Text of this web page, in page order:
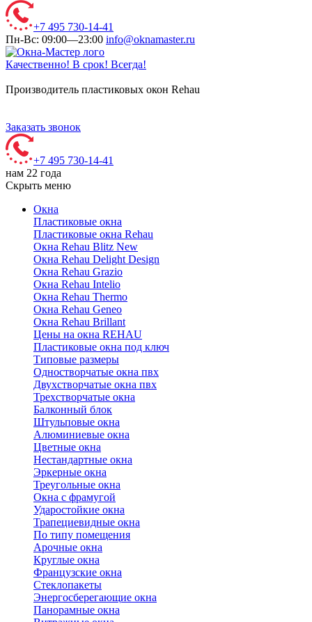
+7 495 730-14-41
Пн-Вс: 09:00—23:00 info@oknamaster.ru
Качественно! В срок! Всегда!
Производитель пластиковых окон Rehau
Заказать звонок
+7 495 730-14-41
нам 22 года
Скрыть меню
Окна
Пластиковые окна
Пластиковые окна Rehau
Окна Rehau Blitz New
Окна Rehau Delight Design
Окна Rehau Grazio
Окна Rehau Intelio
Окна Rehau Thermo
Окна Rehau Geneo
Окна Rehau Brillant
Цены на окна REHAU
Пластиковые окна под ключ
Типовые размеры
Одностворчатые окна пвх
Двухстворчатые окна пвх
Трехстворчатые окна
Балконный блок
Штульповые окна
Алюминиевые окна
Цветные окна
Нестандартные окна
Эркерные окна
Треугольные окна
Окна с фрамугой
Ударостойкие окна
Трапециевидные окна
По типу помещения
Арочные окна
Круглые окна
Французские окна
Стеклопакеты
Энергосберегающие окна
Панорамные окна